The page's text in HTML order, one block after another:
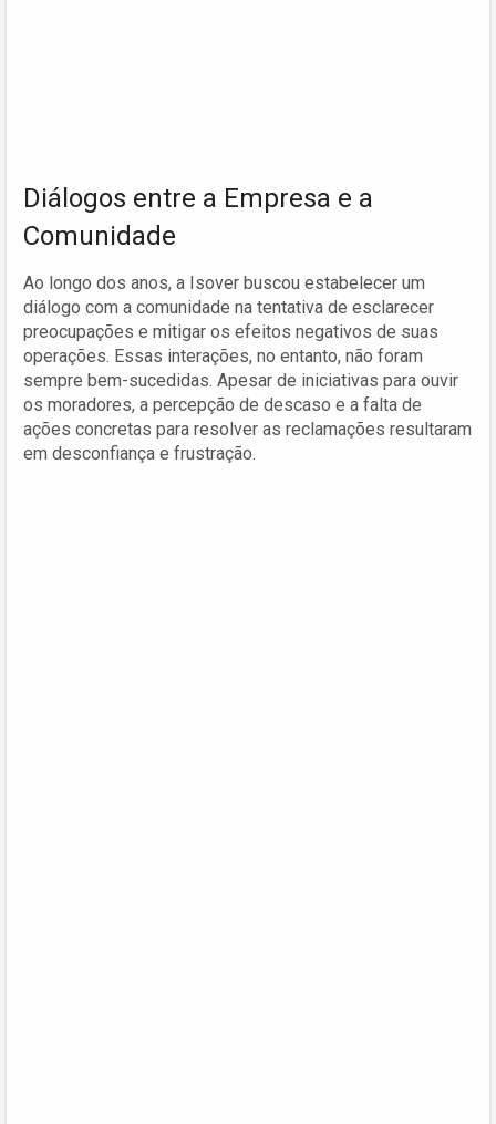
Diálogos entre a Empresa e a
Comunidade
Ao longo dos anos, a Isover buscou estabelecer um
diálogo com a comunidade na tentativa de esclarecer
preocupações e mitigar os efeitos negativos de suas
operações. Essas interações, no entanto, não foram
sempre bem-sucedidas. Apesar de iniciativas para ouvir
os moradores, a percepção de descaso e a falta de
ações concretas para resolver as reclamações resultaram
em desconfiança e frustração.